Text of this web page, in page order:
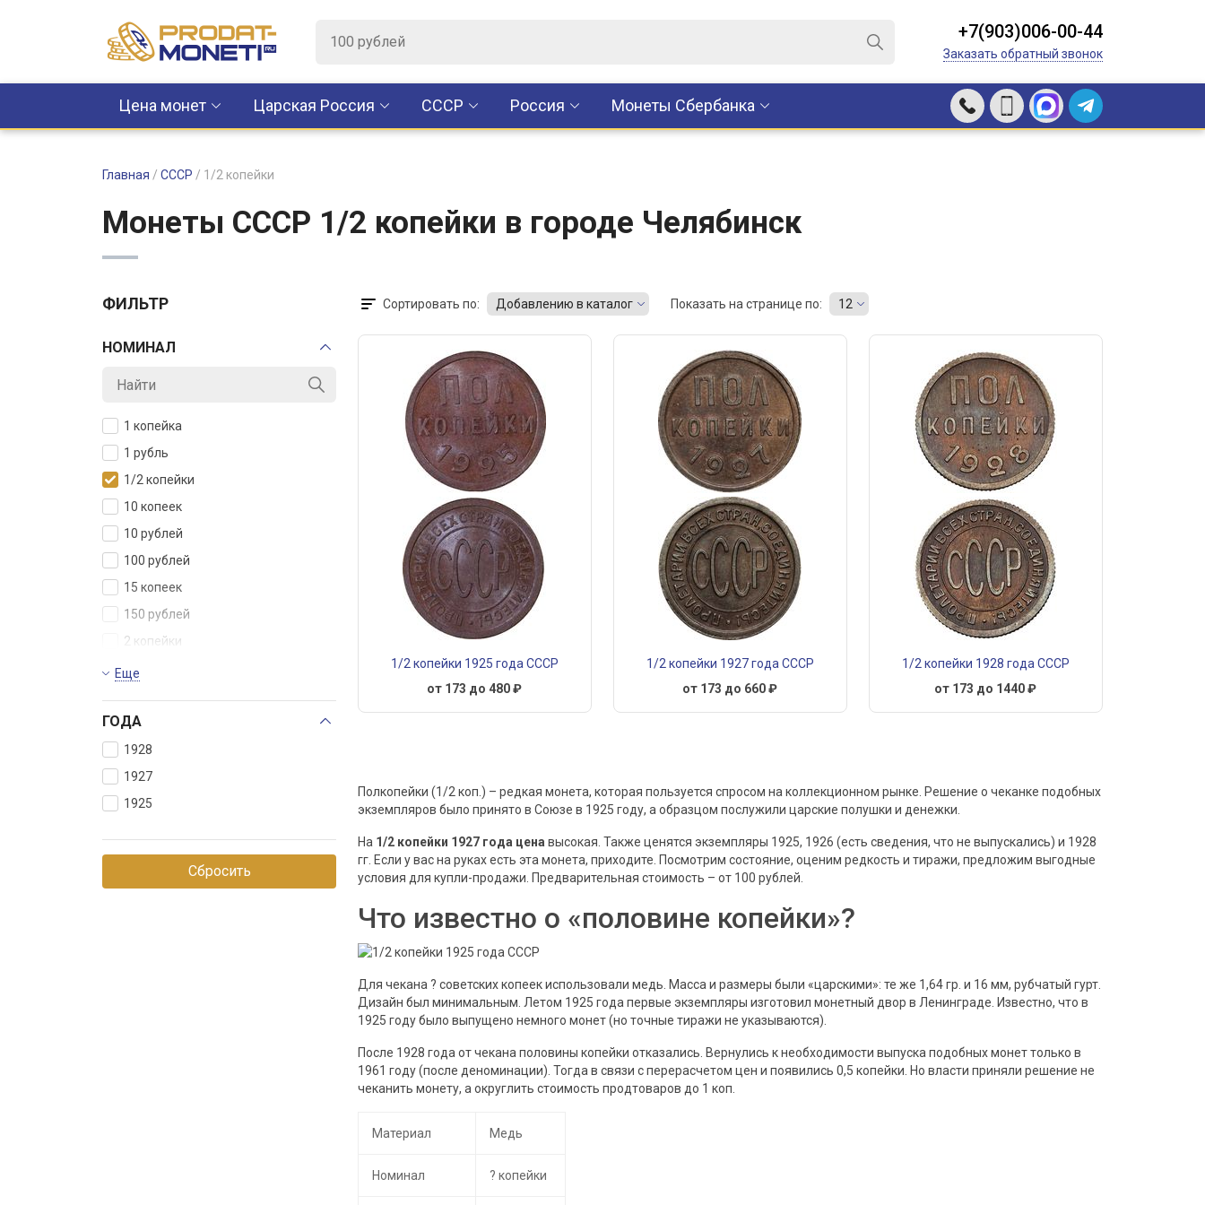
+7(903)006-00-44
Заказать обратный звонок
Цена монет Царская Россия CCCР Россия Монеты Сбербанка
Главная / СССР / 1/2 копейки
Монеты CCCР 1/2 копейки в городе Челябинск
ФИЛЬТР
НОМИНАЛ
1 копейка
1 рубль
1/2 копейки
10 копеек
10 рублей
100 рублей
15 копеек
150 рублей
2 копейки
20 копеек
3 копейки
3 рубля
5 копеек
5 рублей
50 рублей
В мягкой упаковке
Еще
ГОДА
1928
1927
1925
Сбросить
Сортировать по: Добавлению в каталог Показать на странице по: 12
1/2 копейки 1925 года СССР
от 173 до 480 ₽
1/2 копейки 1927 года СССР
от 173 до 660 ₽
1/2 копейки 1928 года СССР
от 173 до 1440 ₽
Полкопейки (1/2 коп.) – редкая монета, которая пользуется спросом на коллекционном рынке. Решение о чеканке подобных
экземпляров было принято в Союзе в 1925 году, а образцом послужили царские полушки и денежки.
На 1/2 копейки 1927 года цена высокая. Также ценятся экземпляры 1925, 1926 (есть сведения, что не выпускались) и 1928
гг. Если у вас на руках есть эта монета, приходите. Посмотрим состояние, оценим редкость и тиражи, предложим выгодные
условия для купли-продажи. Предварительная стоимость – от 100 рублей.
Что известно о «половине копейки»?
Для чекана ? советских копеек использовали медь. Масса и размеры были «царскими»: те же 1,64 гр. и 16 мм, рубчатый гурт.
Дизайн был минимальным. Летом 1925 года первые экземпляры изготовил монетный двор в Ленинграде. Известно, что в
1925 году было выпущено немного монет (но точные тиражи не указываются).
После 1928 года от чекана половины копейки отказались. Вернулись к необходимости выпуска подобных монет только в
1961 году (после деноминации). Тогда в связи с перерасчетом цен и появились 0,5 копейки. Но власти приняли решение не
чеканить монету, а округлить стоимость продтоваров до 1 коп.
Материал Медь
Номинал ? копейки